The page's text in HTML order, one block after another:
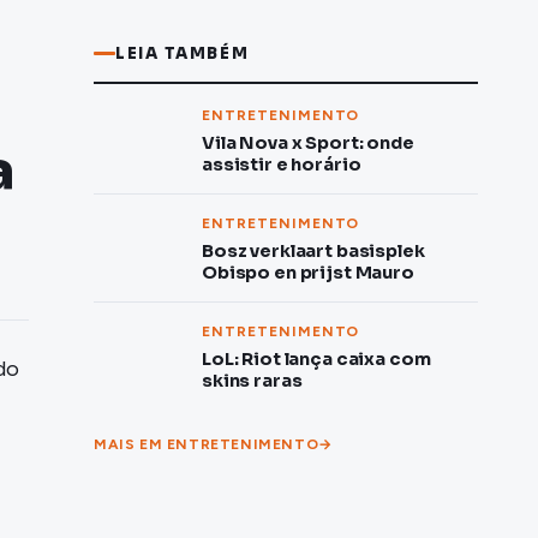
LEIA TAMBÉM
ENTRETENIMENTO
Vila Nova x Sport: onde
assistir e horário
ENTRETENIMENTO
Bosz verklaart basisplek
Obispo en prijst Mauro
ENTRETENIMENTO
LoL: Riot lança caixa com
skins raras
MAIS EM ENTRETENIMENTO